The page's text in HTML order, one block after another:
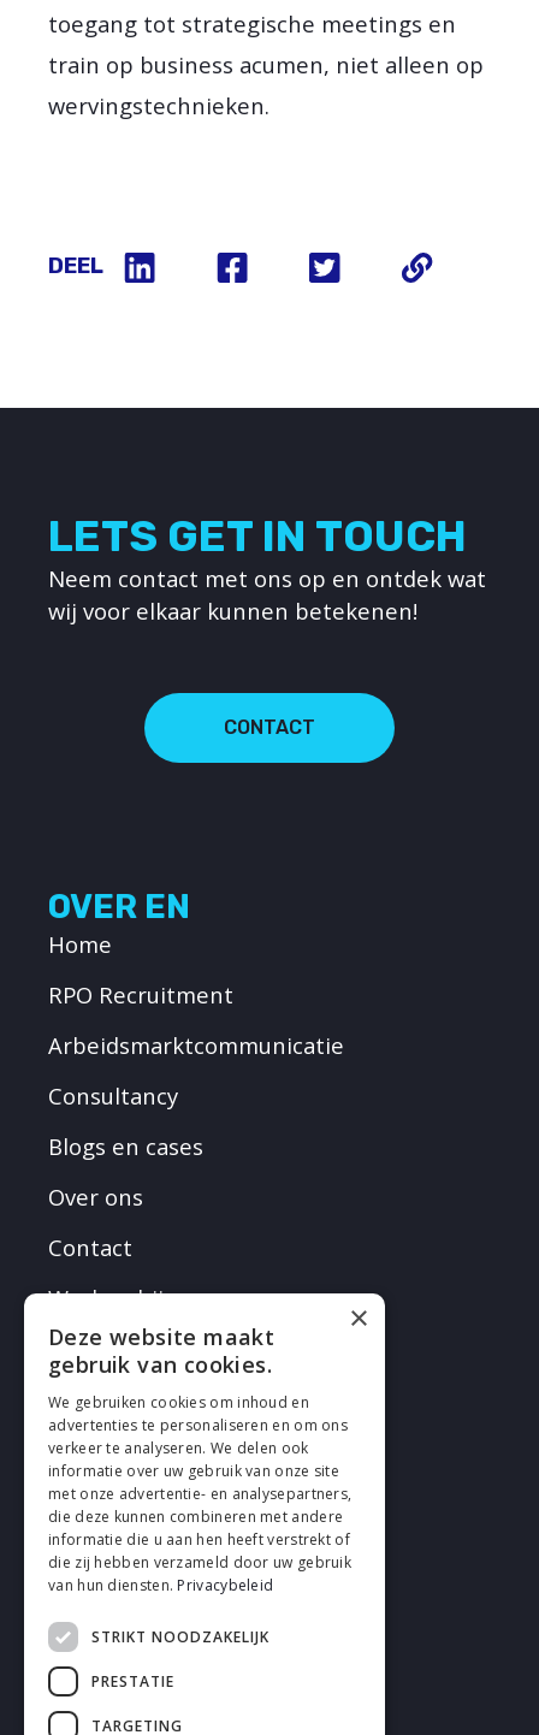
toegang tot strategische meetings en
train op business acumen, niet alleen op
wervingstechnieken.
DEEL
LETS GET IN TOUCH
Neem contact met ons op en ontdek wat
wij voor elkaar kunnen betekenen!
CONTACT
OVER EN
Home
RPO Recruitment
Arbeidsmarktcommunicatie
Consultancy
Blogs en cases
Over ons
Contact
Werken bij
VOLG EN
Cookies
Privacy
×
Deze website maakt
gebruik van cookies.
We gebruiken cookies om inhoud en
advertenties te personaliseren en om ons
verkeer te analyseren. We delen ook
informatie over uw gebruik van onze site
met onze advertentie- en analysepartners,
die deze kunnen combineren met andere
informatie die u aan hen heeft verstrekt of
die zij hebben verzameld door uw gebruik
van hun diensten. Privacybeleid
STRIKT NOODZAKELIJK
PRESTATIE
TARGETING